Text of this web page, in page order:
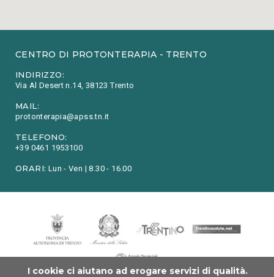
CENTRO DI PROTONTERAPIA - TRENTO
INDIRIZZO:
Via Al Desert n.14, 38123 Trento
MAIL:
protonterapia@apss.tn.it
TELEFONO:
+39 0461 1953100
ORARI: Lun - Ven | 8.30 - 16.00
I cookie ci aiutano ad erogare servizi di qualità.